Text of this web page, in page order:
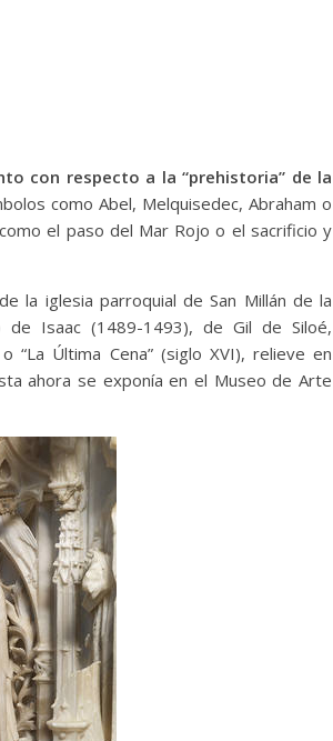
con respecto a la “prehistoria” de la
como Abel, Melquisedec, Abraham o
el paso del Mar Rojo o el sacrificio y
la iglesia parroquial de San Millán de la
de Isaac (1489-1493), de Gil de Siloé,
Última Cena” (siglo XVI), relieve en
ahora se exponía en el Museo de Arte